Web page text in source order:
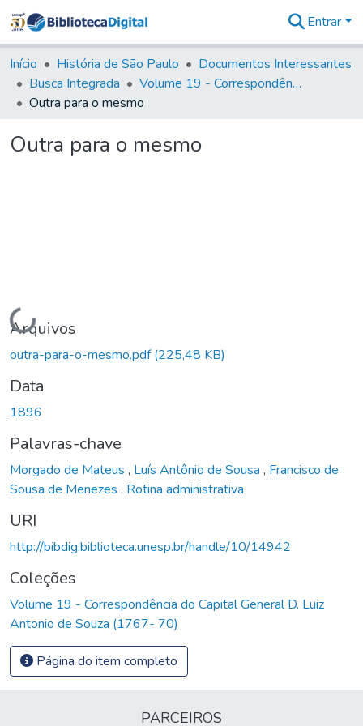
&
Coleções
Tudo na
Estatísticas
Entrar
Início História de São Paulo
Documentos Interessantes
Busca Integrada
Volume 19 - Correspondência do Capital General D. Luiz Antonio de Souza (1767- 70)
Outra para o mesmo
Outra para o mesmo
Carregando...
Arquivos
outra-para-o-mesmo.pdf(225,48 KB)
Data
1896
Palavras-chave
Morgado de Mateus , Luís Antônio de Sousa , Francisco de
Sousa de Menezes , Rotina administrativa
URI
http://bibdig.biblioteca.unesp.br/handle/10/14942
Coleções
Volume 19 - Correspondência do Capital General D. Luiz
Antonio de Souza (1767- 70)
Página do item completo
PARCEIROS